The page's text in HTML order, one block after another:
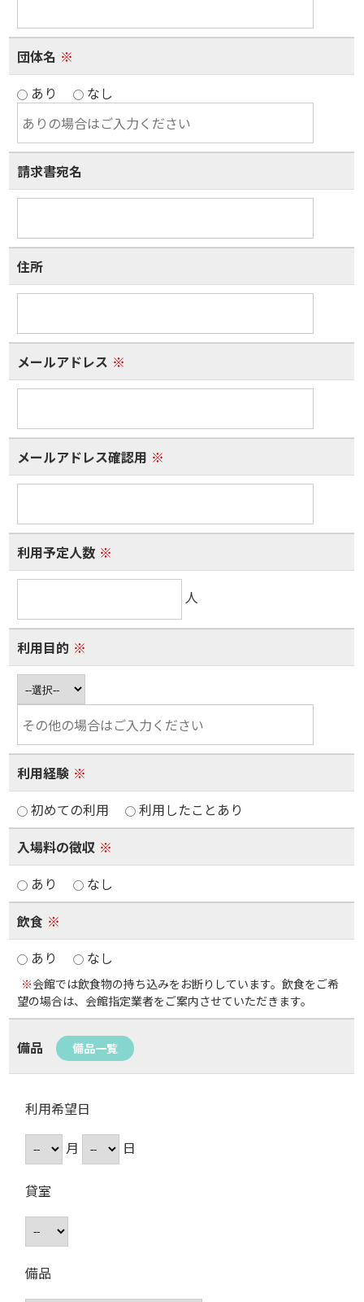
団体名 ※
あり
なし
請求書宛名
住所
メールアドレス ※
メールアドレス確認用 ※
利用予定人数 ※
人
利用目的 ※
利用経験 ※
初めての利用
利用したことあり
入場料の徴収 ※
あり
なし
飲食 ※
あり
なし
※会館では飲食物の持ち込みをお断りしています。飲食をご希
望の場合は、会館指定業者をご案内させていただきます。
備品 備品一覧
利用希望日
月
日
貸室
備品